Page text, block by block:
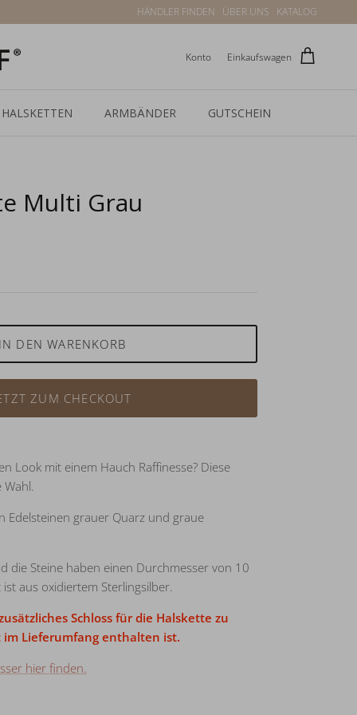
HÄNDLER FINDEN ÜBER UNS KATALOG
Konto Einkaufswagen
HALSKETTEN ARMBÄNDER GUTSCHEIN
Multi Grau
IN DEN WARENKORB
ZUM CHECKOUT
Look mit einem Hauch Raffinesse? Diese
Wahl.
Edelsteinen grauer Quarz und graue
die Steine haben einen Durchmesser von 10
aus oxidiertem Sterlingsilber.
Schloss für die Halskette zu
im Lieferumfang enthalten ist.
hier finden.